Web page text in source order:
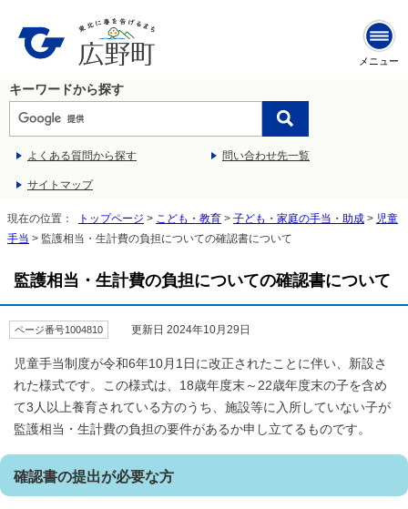
メニュー
キーワードから探す
よくある質問から探す 問い合わせ先一覧
サイトマップ
現在の位置： トップページ > こども・教育 > 子ども・家庭の手当・助成 > 児童
手当 > 監護相当・生計費の負担についての確認書について
監護相当・生計費の負担についての確認書について
ページ番号1004810 更新日 2024年10月29日
児童手当制度が令和6年10月1日に改正されたことに伴い、新設さ
れた様式です。この様式は、18歳年度末～22歳年度末の子を含め
て3人以上養育されている方のうち、施設等に入所していない子が
監護相当・生計費の負担の要件があるか申し立てるものです。
確認書の提出が必要な方